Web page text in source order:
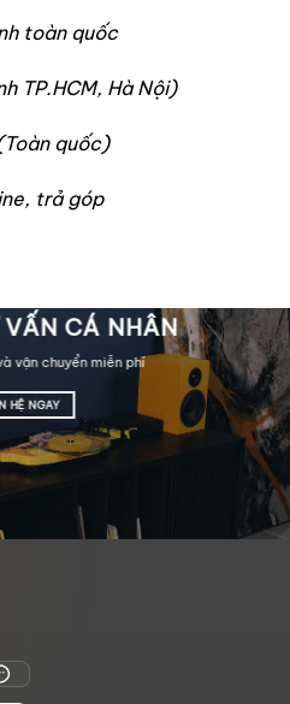
toàn quốc
TP.HCM, Hà Nội)
quốc)
trả góp
CÁ NHÂN
vận chuyển miễn phí
HỆ NGAY